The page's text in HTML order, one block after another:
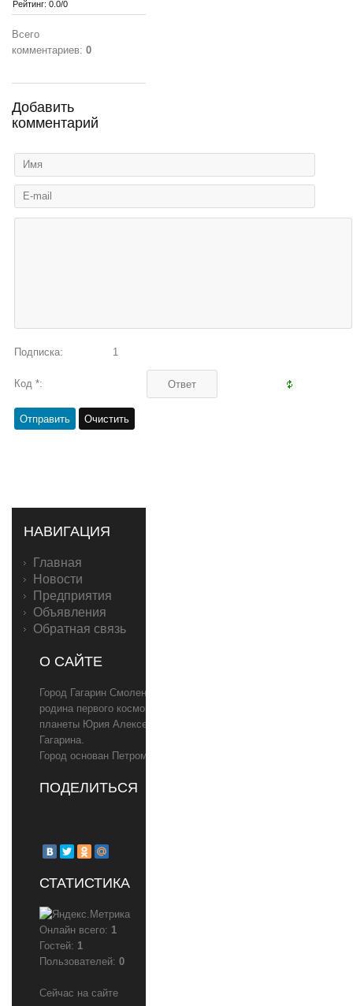
Рейтинг: 0.0/0
Всего
комментариев: 0
Добавить
комментарий
Подписка: 1
Код *:
НАВИГАЦИЯ
Главная
Новости
Предприятия
Объявления
Обратная связь
О САЙТЕ
Город Гагарин Смоленской области,
родина первого космонавта
планеты Юрия Алексеевича
Гагарина.
Город основан Петром I в 1719 году
ПОДЕЛИТЬСЯ
СТАТИСТИКА
Онлайн всего: 1
Гостей: 1
Пользователей: 0
Сейчас на сайте